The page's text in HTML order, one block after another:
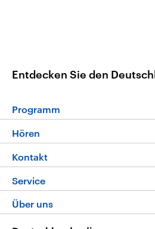
Entdecken Sie den
Programm
Die Nachrichten
Nachrichtenleicht
Neue Beiträge auf dlf.de
Hören
Livestream
Podcasts
Deutschlandfunk App
Kontakt
Service
FAQ
Über uns